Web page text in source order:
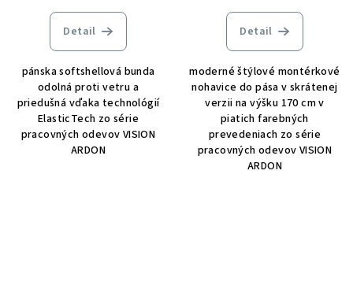
Detail
pánska softshellová bunda
odolná proti vetru a
priedušná vďaka technológií
ElasticTech zo série
pracovných odevov VISION
ARDON
Detail
moderné štýlové montérkové
nohavice do pása v skrátenej
verzii na výšku 170 cm v
piatich farebných
prevedeniach zo série
pracovných odevov VISION
ARDON